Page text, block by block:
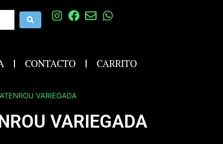
CONTACTO CARRITO
VARIEGADA
VARIEGADA